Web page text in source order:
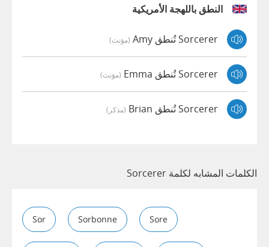
النطق باللهجة الأمريكية
Sorcerer تُنطق Amy (مؤنث)
Sorcerer تُنطق Emma (مؤنث)
Sorcerer تُنطق Brian (مذكر)
الكلمات المشابه لكلمة Sorcerer
Sor Sorbonne Sore